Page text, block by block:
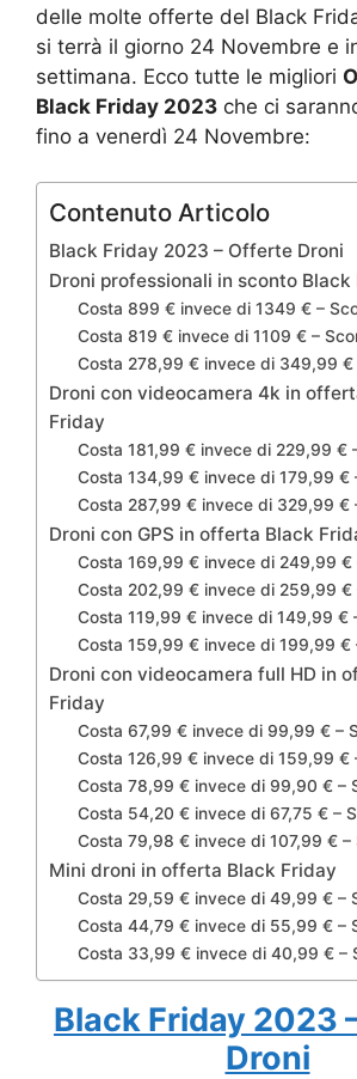
delle molte offerte del Black
si terrà il giorno 24 Novembre e
settimana. Ecco tutte le migliori
Black Friday 2023 che ci
fino a venerdì 24 Novembre:
Contenuto Articolo
Black Friday 2023 – Offerte Droni
Droni professionali in sconto Black
Costa 899 € invece di 1349 € –
Costa 819 € invece di 1109 € –
Costa 278,99 € invece di 349,99 €
Droni con videocamera 4k in
Friday
Costa 181,99 € invece di 229,99 €
Costa 134,99 € invece di 179,99 €
Costa 287,99 € invece di 329,99 €
Droni con GPS in offerta Black
Costa 169,99 € invece di 249,99 €
Costa 202,99 € invece di 259,99 €
Costa 119,99 € invece di 149,99 €
Costa 159,99 € invece di 199,99 €
Droni con videocamera full HD in
Friday
Costa 67,99 € invece di 99,99 € –
Costa 126,99 € invece di 159,99 €
Costa 78,99 € invece di 99,90 € –
Costa 54,20 € invece di 67,75 € –
Costa 79,98 € invece di 107,99 € –
Mini droni in offerta Black Friday
Costa 29,59 € invece di 49,99 € –
Costa 44,79 € invece di 55,99 € –
Costa 33,99 € invece di 40,99 € –
Black Friday 2023
Droni